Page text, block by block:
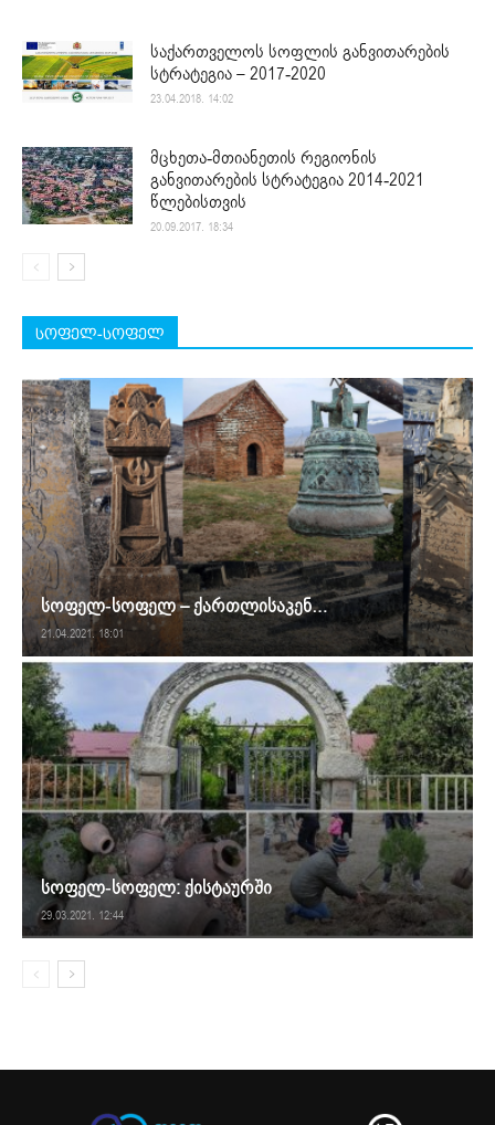
საქართველოს სოფლის განვითარების
სტრატეგია – 2017-2020
23.04.2018. 14:02
მცხეთა-მთიანეთის რეგიონის
განვითარების სტრატეგია 2014-2021
წლებისთვის
20.09.2017. 18:34
სოფელ-სოფელ
სოფელ-სოფელ – ქართლისაკენ…
21.04.2021. 18:01
სოფელ-სოფელ: ქისტაურში
29.03.2021. 12:44